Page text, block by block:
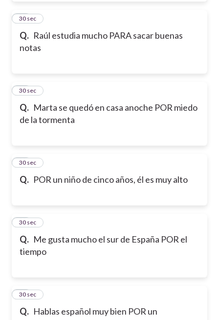
Q. Raúl estudia mucho PARA sacar buenas
notas
25
30 sec
Q. Marta se quedó en casa anoche POR miedo
de la tormenta
26
30 sec
Q. POR un niño de cinco años, él es muy alto
27
30 sec
Q. Me gusta mucho el sur de España POR el
tiempo
28
30 sec
Q. Hablas español muy bien POR un
29
30 sec